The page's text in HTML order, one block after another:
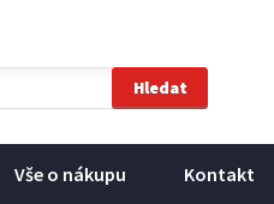
Vše o nákupu Kontakt